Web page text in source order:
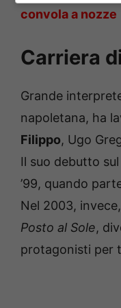
convola a nozze
Carriera
Grande
napoletana, ha
Filippo, Ugo
Il suo debutto
’99, quando
Nel 2003,
Posto al Sole,
protagonisti per